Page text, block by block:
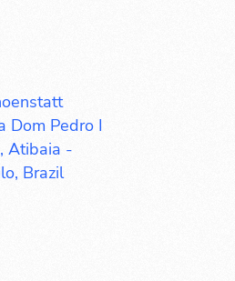
Dom Pedro I
Atibaia -
Brazil